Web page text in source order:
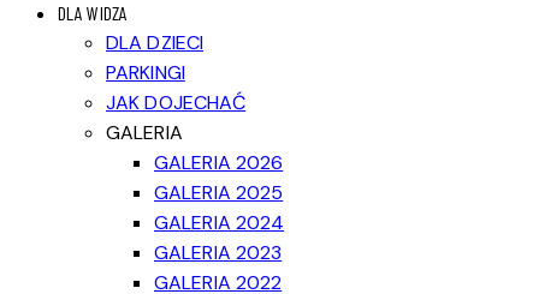
DLA WIDZA
DLA DZIECI
PARKINGI
JAK DOJECHAĆ
GALERIA
GALERIA 2026
GALERIA 2025
GALERIA 2024
GALERIA 2023
GALERIA 2022